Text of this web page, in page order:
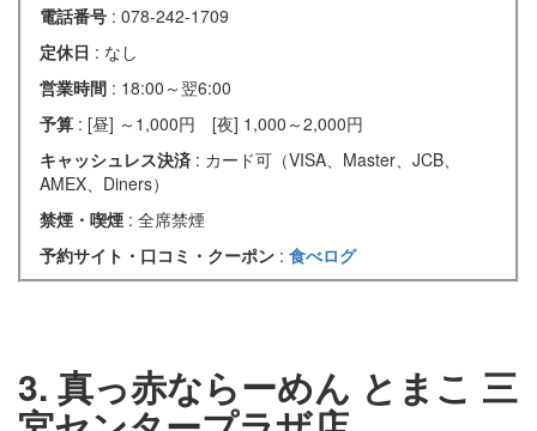
電話番号 : 078-242-1709
定休日 : なし
営業時間 : 18:00～翌6:00
予算 : [昼] ～1,000円 [夜] 1,000～2,000円
キャッシュレス決済 : カード可（VISA、Master、JCB、
AMEX、Diners）
禁煙・喫煙 : 全席禁煙
予約サイト・口コミ・クーポン : 食べログ
3. 真っ赤ならーめん とまこ 三